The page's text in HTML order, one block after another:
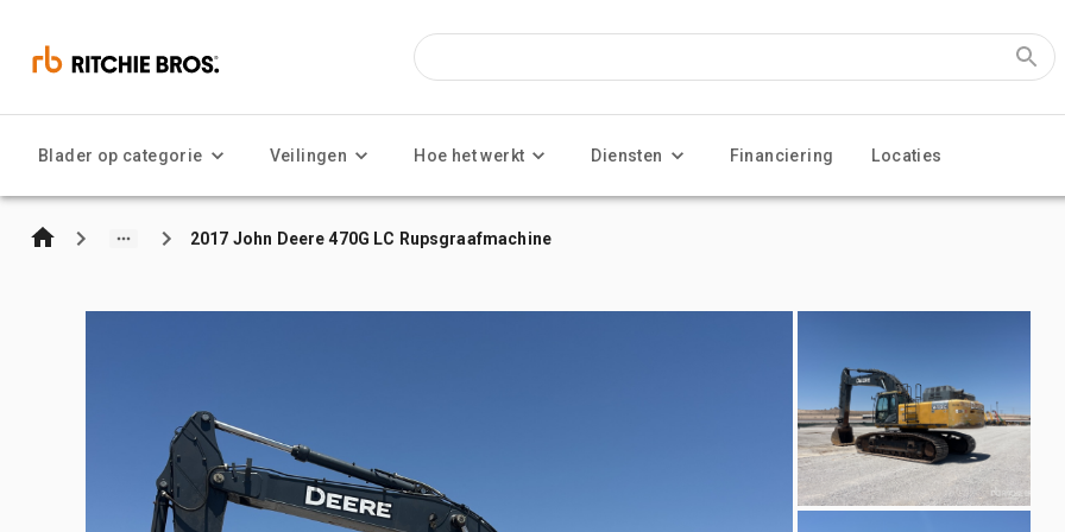
Blader op categorie Veilingen Hoe het werkt Diensten Financiering Locaties
2017 John Deere 470G LC Rupsgraafmachine